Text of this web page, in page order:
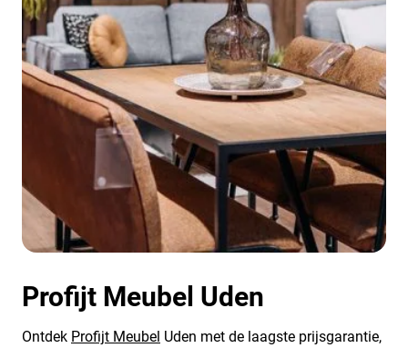
Profijt Meubel Uden
Ontdek Profijt Meubel Uden met de laagste prijsgarantie,